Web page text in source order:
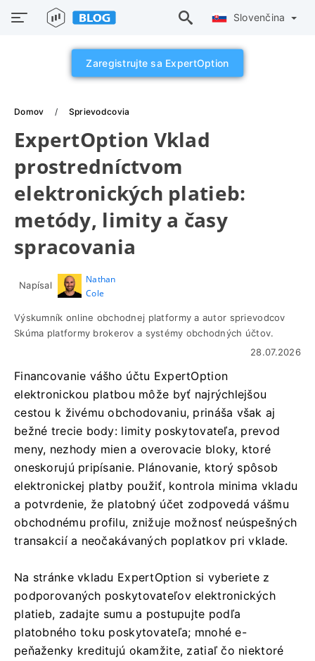
Slovenčina
Zaregistrujte sa ExpertOption
Domov Sprievodcovia
ExpertOption Vklad
prostredníctvom
elektronických platieb:
metódy, limity a časy
spracovania
Napísal
Nathan
Cole
Výskumník online obchodnej platformy a autor sprievodcov
Skúma platformy brokerov a systémy obchodných účtov.
28.07.2026
Financovanie vášho účtu ExpertOption
elektronickou platbou môže byť najrýchlejšou
cestou k živému obchodovaniu, prináša však aj
bežné trecie body: limity poskytovateľa, prevod
meny, nezhody mien a overovacie bloky, ktoré
oneskorujú pripísanie. Plánovanie, ktorý spôsob
elektronickej platby použiť, kontrola minima vkladu
a potvrdenie, že platobný účet zodpovedá vášmu
obchodnému profilu, znižuje možnosť neúspešných
transakcií a neočakávaných poplatkov pri vklade.
Na stránke vkladu ExpertOption si vyberiete z
podporovaných poskytovateľov elektronických
platieb, zadajte sumu a postupujte podľa
platobného toku poskytovateľa; mnohé e-
peňaženky kreditujú okamžite, zatiaľ čo niektoré